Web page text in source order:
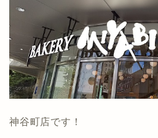
神谷町店です！